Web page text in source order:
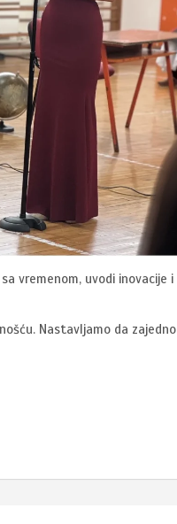
vremenom, uvodi inovacije
Nastavljamo da